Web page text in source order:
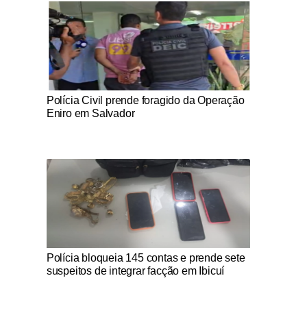
Notícias Católicas
Polícia Civil prende foragido da Operação
Eniro em Salvador
Notícias Católicas
Polícia bloqueia 145 contas e prende sete
suspeitos de integrar facção em Ibicuí